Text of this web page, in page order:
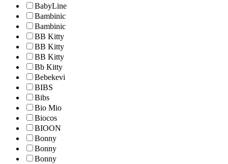
BabyLine
Bambinic
Bambinic
BB Kitty
BB Kitty
BB Kitty
Bb Kitty
Bebekevi
BIBS
Bibs
Bio Mio
Biocos
BIOON
Bonny
Bonny
Bonny